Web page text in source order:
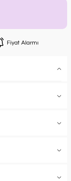
Fiyat Alarmı